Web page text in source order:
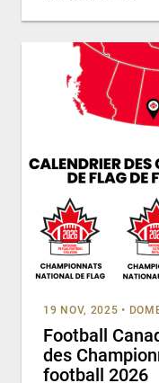
19 NOV, 2025 •
Football
des
football 2026